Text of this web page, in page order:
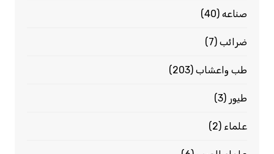
صناعه(40)
ضرائب(7)
طب واعشاب(203)
طيور (3)
علماء (2)